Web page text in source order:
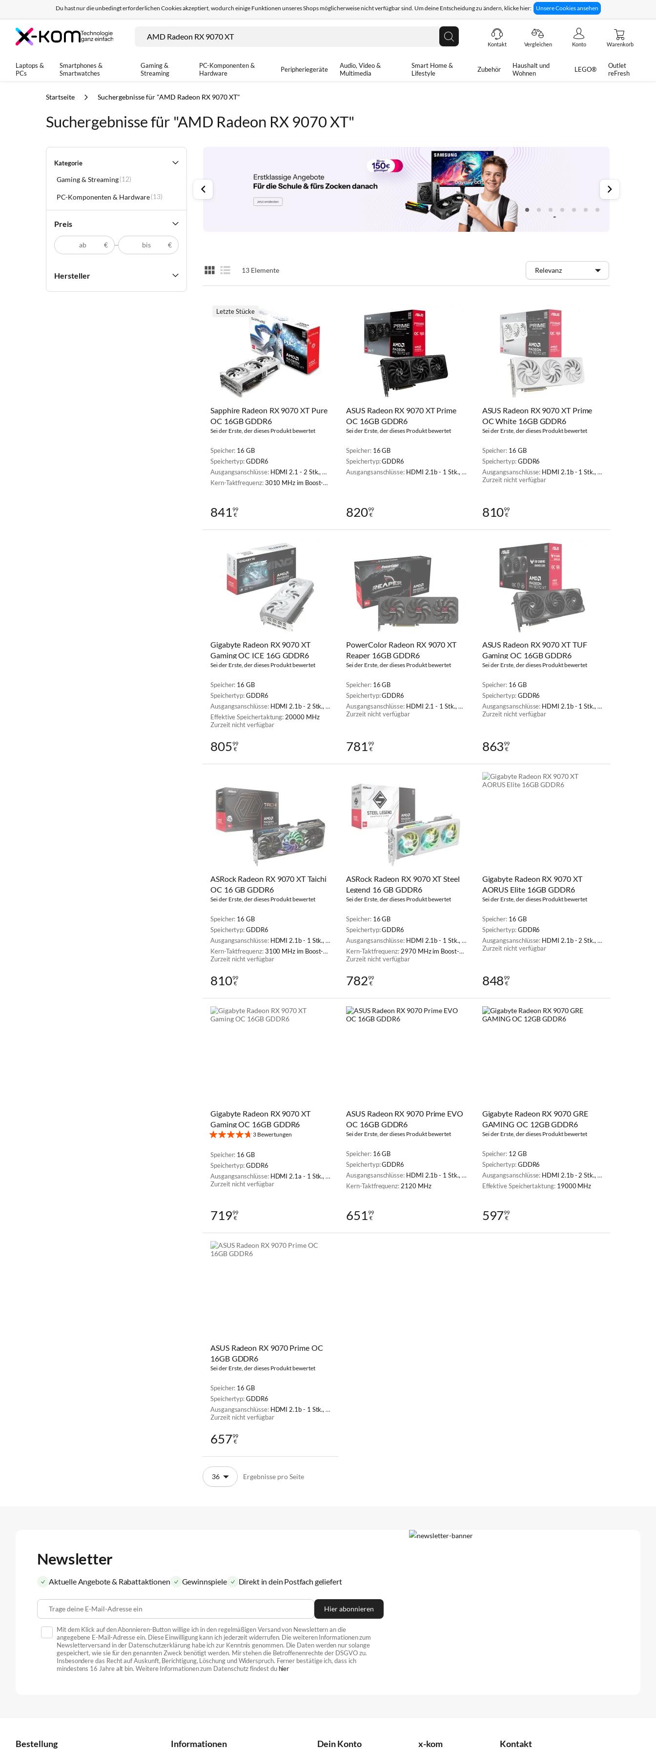
Du hast nur die unbedingt erforderlichen Cookies akzeptiert, wodurch einige Funktionen unseres Shops möglicherweise nicht verfügbar sind. Um deine Entscheidung zu ändern, klicke hier: Unsere Cookies ansehen
Seit 8 Jahren für dich da! 14-tägiges Rückgaberecht Technische Unterstützung
Suche
Kontakt Vergleichen Konto Warenkorb
Laptops &
PCs
Smartphones &
Smartwatches
Gaming &
Streaming
PC-Komponenten &
Hardware
Peripheriegeräte
Audio, Video &
Multimedia
Smart Home &
Lifestyle
Zubehör
Haushalt und
Wohnen
LEGO®
Outlet
reFresh
Startseite Suchergebnisse für "AMD Radeon RX 9070 XT"
Suchergebnisse für "AMD Radeon RX 9070 XT"
Anzeigen
ListeListe 13 Elemente
Sapphire Radeon RX 9070 XT Pure
OC 16GB GDDR6
Sei der Erste, der dieses Produkt bewertet
Speicher: 16 GB
Speichertyp:GDDR6
Ausgangsanschlüsse: HDMI 2.1 - 2 Stk., DisplayPort 2.1a - 2 Stk.
Kern-Taktfrequenz:3010 MHz im Boost-Modus
Letzte Stücke
84199
€
ASUS Radeon RX 9070 XT Prime
OC 16GB GDDR6
Sei der Erste, der dieses Produkt bewertet
Speicher: 16 GB
Speichertyp:GDDR6
Ausgangsanschlüsse: HDMI 2.1b - 1 Stk., DisplayPort 2.1a - 3 Stk.
82099
€
ASUS Radeon RX 9070 XT Prime
OC White 16GB GDDR6
Sei der Erste, der dieses Produkt bewertet
Speicher: 16 GB
Speichertyp:GDDR6
Ausgangsanschlüsse: HDMI 2.1b - 1 Stk., DisplayPort 2.1a - 3 Stk.
Zurzeit nicht verfügbar
81099
€
Gigabyte Radeon RX 9070 XT
Gaming OC ICE 16G GDDR6
Sei der Erste, der dieses Produkt bewertet
Speicher: 16 GB
Speichertyp:GDDR6
Ausgangsanschlüsse: HDMI 2.1b - 2 Stk., DisplayPort 2.1a - 2 Stk.
Effektive Speichertaktung: 20000 MHz
Zurzeit nicht verfügbar
80599
€
PowerColor Radeon RX 9070 XT
Reaper 16GB GDDR6
Sei der Erste, der dieses Produkt bewertet
Speicher: 16 GB
Speichertyp:GDDR6
Ausgangsanschlüsse: HDMI 2.1 - 1 Stk., DisplayPort 2.1a - 3 Stk.
Zurzeit nicht verfügbar
78199
€
ASUS Radeon RX 9070 XT TUF
Gaming OC 16GB GDDR6
Sei der Erste, der dieses Produkt bewertet
Speicher: 16 GB
Speichertyp:GDDR6
Ausgangsanschlüsse: HDMI 2.1b - 1 Stk., DisplayPort 2.1a - 3 Stk.
Zurzeit nicht verfügbar
86399
€
ASRock Radeon RX 9070 XT Taichi
OC 16 GB GDDR6
Sei der Erste, der dieses Produkt bewertet
Speicher: 16 GB
Speichertyp:GDDR6
Ausgangsanschlüsse: HDMI 2.1b - 1 Stk., DisplayPort 2.1b - 3 Stk.
Kern-Taktfrequenz:3100 MHz im Boost-Modus
Zurzeit nicht verfügbar
81099
€
ASRock Radeon RX 9070 XT Steel
Legend 16 GB GDDR6
Sei der Erste, der dieses Produkt bewertet
Speicher: 16 GB
Speichertyp:GDDR6
Ausgangsanschlüsse: HDMI 2.1b - 1 Stk., DisplayPort 2.1a - 3 Stk.
Kern-Taktfrequenz:2970 MHz im Boost-Modus
Zurzeit nicht verfügbar
78299
€
Gigabyte Radeon RX 9070 XT
AORUS Elite 16GB GDDR6
Sei der Erste, der dieses Produkt bewertet
Speicher: 16 GB
Speichertyp:GDDR6
Ausgangsanschlüsse: HDMI 2.1b - 2 Stk., DisplayPort 2.1a - 2 Stk.
Zurzeit nicht verfügbar
84899
€
Gigabyte Radeon RX 9070 XT
Gaming OC 16GB GDDR6
3 Bewertungen
Speicher: 16 GB
Speichertyp:GDDR6
Ausgangsanschlüsse: HDMI 2.1a - 1 Stk., DisplayPort 2.1b - 3 Stk.
Zurzeit nicht verfügbar
71999
€
ASUS Radeon RX 9070 Prime EVO
OC 16GB GDDR6
Sei der Erste, der dieses Produkt bewertet
Speicher: 16 GB
Speichertyp:GDDR6
Ausgangsanschlüsse: HDMI 2.1b - 1 Stk., DisplayPort 2.1a - 3 Stk.
Kern-Taktfrequenz: 2120 MHz
65199
€
Gigabyte Radeon RX 9070 GRE
GAMING OC 12GB GDDR6
Sei der Erste, der dieses Produkt bewertet
Speicher: 12 GB
Speichertyp:GDDR6
Ausgangsanschlüsse: HDMI 2.1b - 2 Stk., DisplayPort 2.1a - 2 Stk.
Effektive Speichertaktung: 19000 MHz
59799
€
ASUS Radeon RX 9070 Prime OC
16GB GDDR6
Sei der Erste, der dieses Produkt bewertet
Speicher: 16 GB
Speichertyp:GDDR6
Ausgangsanschlüsse: HDMI 2.1b - 1 Stk., DisplayPort 2.1a - 3 Stk.
Zurzeit nicht verfügbar
65799
€
Ergebnisse pro Seite
Kategorie
Gaming & Streaming(12)
PC-Komponenten & Hardware(13)
Preis
€ €
Hersteller
Newsletter
Aktuelle Angebote & Rabattaktionen Gewinnspiele Direkt in dein Postfach geliefert
Trage deine E-Mail-Adresse ein Hier abonnieren
Mit dem Klick auf den Abonnieren-Button willige ich in den regelmäßigen Versand von Newslettern an die
angegebene E-Mail-Adresse ein. Diese Einwilligung kann ich jederzeit widerrufen. Die weiteren Informationen zum
Newsletterversand in der Datenschutzerklärung habe ich zur Kenntnis genommen. Die Daten werden nur solange
gespeichert, wie sie für den genannten Zweck benötigt werden. Mir stehen die Betroffenenrechte der DSGVO zu.
Insbesondere das Recht auf Auskunft, Berichtigung, Löschung und Widerspruch. Ferner bestätige ich, dass ich
mindestens 16 Jahre alt bin. Weitere Informationen zum Datenschutz findest du hier
Bestellung Informationen Dein Konto x-kom Kontakt